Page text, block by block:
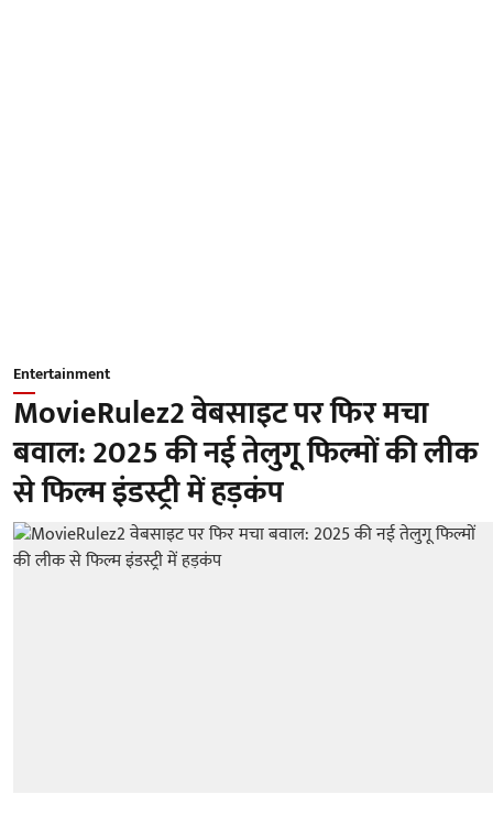
Entertainment
MovieRulez2 वेबसाइट पर फिर मचा
बवाल: 2025 की नई तेलुगू फिल्मों की लीक
से फिल्म इंडस्ट्री में हड़कंप